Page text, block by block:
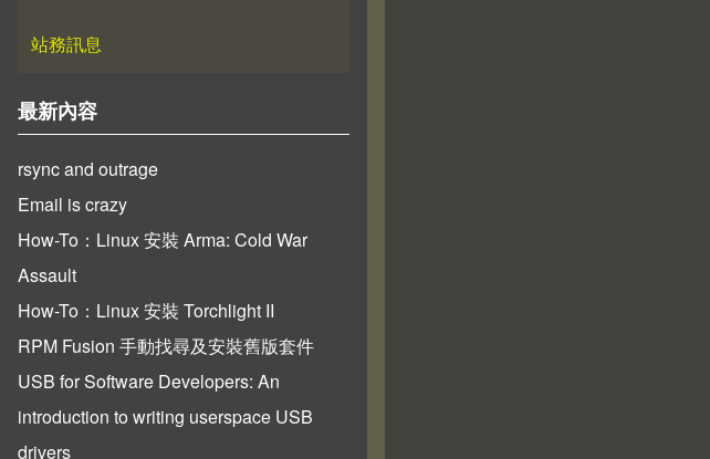
站務訊息
最新內容
rsync and outrage
Email is crazy
How-To：Linux 安裝 Arma: Cold War
Assault
How-To：Linux 安裝 Torchlight II
RPM Fusion 手動找尋及安裝舊版套件
USB for Software Developers: An
introduction to writing userspace USB
drivers